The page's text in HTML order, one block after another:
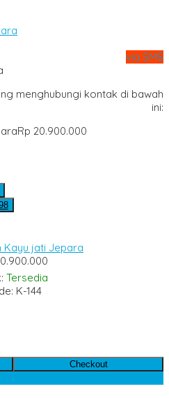
via SMS
menghubungi kontak di bawah
ini:
Rp 20.900.000
Kayu jati Jepara
Tersedia
K-144
Checkout